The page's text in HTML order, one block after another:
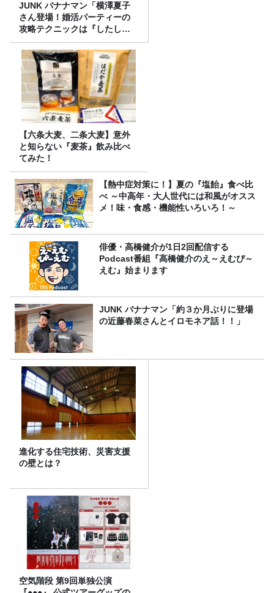
JUNK バナナマン「横澤夏子
さん登場！婚活パーティーの
攻略テクニックは『したし
げ』！？」
【六条大麦、二条大麦】意外
と知らない『麦茶』飲み比べ
てみた！
【熱中症対策に！】夏の『塩飴』食べ比
べ ～中高年・大人世代には和風がオスス
メ！味・食感・機能性いろいろ！～
俳優・高橋健介が1日2回配信する
Podcast番組『高橋健介のえ～えむぴ～
えむ』始まります
JUNK バナナマン「約３か月ぶりに登場
の近藤春菜さんとイロモネア話！！」
進化する住宅技術、災害支援
の壁とは？
空気階段 第9回単独公演